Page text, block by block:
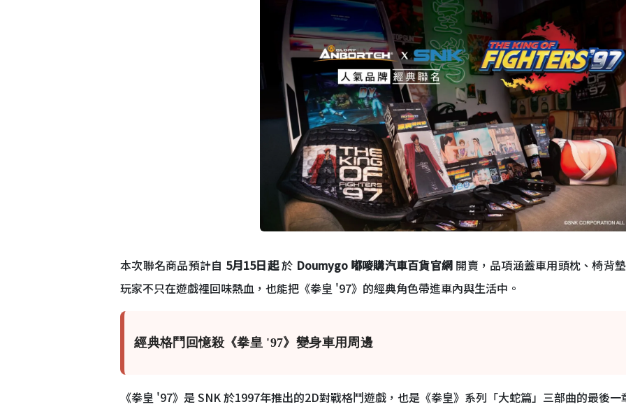
本次聯名商品預計自 5月15日起於 Doumygo 嘟嘜購汽車百貨官網 開賣，品項涵蓋車用頭枕、椅背
玩家不只在遊戲裡回味熱血，也能把《拳皇 '97》的經典角色帶進車內與生活中。
經典格鬥回憶殺《拳皇 '97》變身車用周邊
《拳皇 '97》是 SNK 於1997年推出的2D對戰格鬥遊戲，也是《拳皇》系列「大蛇篇」三部曲的最後